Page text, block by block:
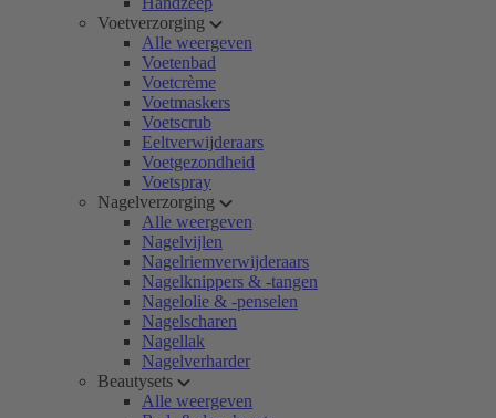
Voetverzorging
Alle weergeven
Voetenbad
Voetcrème
Voetmaskers
Voetscrub
Eeltverwijderaars
Voetgezondheid
Voetspray
Nagelverzorging
Alle weergeven
Nagelvijlen
Nagelriemverwijderaars
Nagelknippers & -tangen
Nagelolie & -penselen
Nagelscharen
Nagellak
Nagelverharder
Beautysets
Alle weergeven